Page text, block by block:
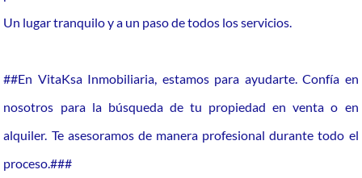
Un lugar tranquilo y a un paso de todos los servicios.
##En VitaKsa Inmobiliaria, estamos para ayudarte. Confía en
nosotros para la búsqueda de tu propiedad en venta o en
alquiler. Te asesoramos de manera profesional durante todo el
proceso.###